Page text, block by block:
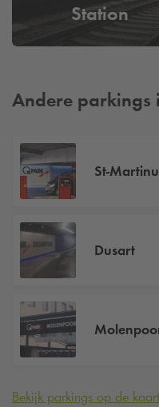
Station
Andere parkings
St-
Dusart
Bekijk parkings op de kaart